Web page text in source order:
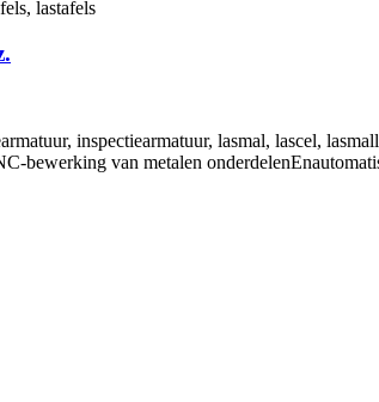
, inspectiearmatuur, lasmal, lascel,
bewerking van metalen onderdelenEn